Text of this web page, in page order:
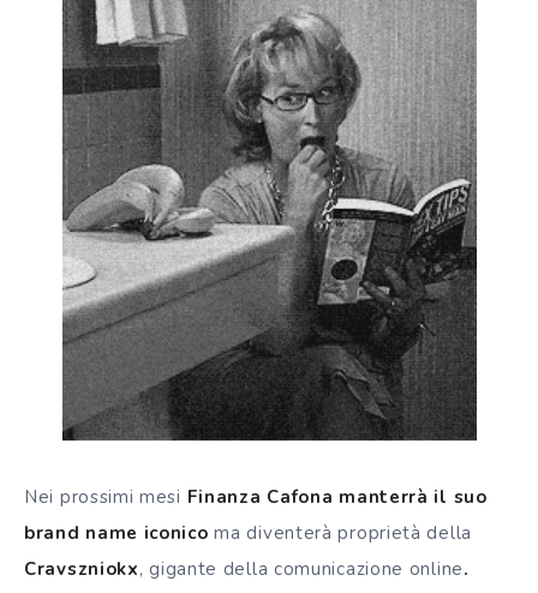
Nei prossimi mesi Finanza Cafona manterrà il suo
brand name iconicoma diventerà proprietà della
Cravszniokx, gigante della comunicazione online.